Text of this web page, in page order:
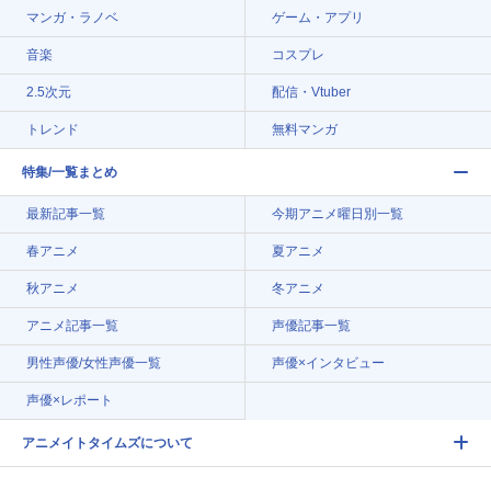
マンガ・ラノベ ゲーム・アプリ
音楽 コスプレ
2.5次元 配信・Vtuber
トレンド 無料マンガ
特集/一覧まとめ
最新記事一覧 今期アニメ曜日別一覧
春アニメ 夏アニメ
秋アニメ 冬アニメ
アニメ記事一覧 声優記事一覧
男性声優/女性声優一覧 声優×インタビュー
声優×レポート
アニメイトタイムズについて